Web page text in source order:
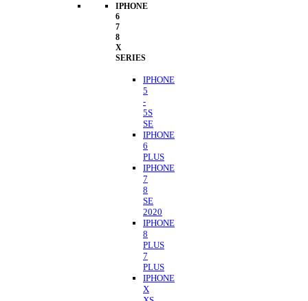
IPHONE
6
7
8
X
SERIES
IPHONE
5
-
5S
SE
IPHONE
6
PLUS
IPHONE
7
8
SE
2020
IPHONE
8
PLUS
7
PLUS
IPHONE
X